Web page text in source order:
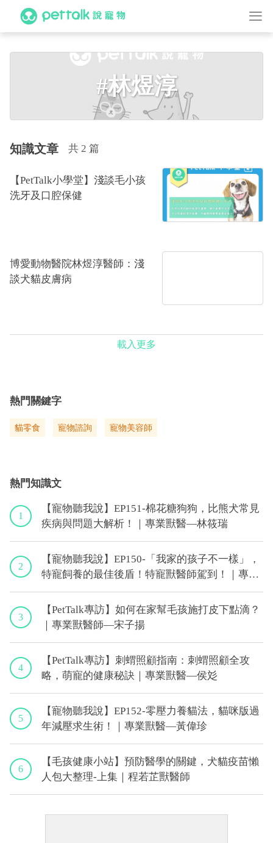
#林煜淳
知識文章 共 2 篇
【PetTalk小學堂】淺談毛小孩
洗牙及口腔保健
博愛動物醫院林煜淳醫師：淺
談犬貓皮膚病
載入更多
熱門關鍵字
貓零食 寵物諮詢 寵物美容師
熱門知識文
1
【寵物聽我說】EP151-棉花糖狗狗，比熊犬常見
疾病與問題大解析！｜專業獸醫—林筱瑞
2
【寵物聽我說】EP150-「我家的孩子不一樣」，
特寵飼養的最佳後盾！特寵獸醫師駕到！｜專業
獸醫—侯彣
3
【PetTalk專訪】如何在家幫毛孩施打皮下點滴？
｜專業獸醫師—宋子揚
4
【PetTalk專訪】刺蝟照顧指南：刺蝟照顧全攻
略，萌寵的健康秘訣｜專業獸醫—侯彣
5
【寵物聽我說】EP152-零壓力養貓法，貓咪版過
年減壓求生術！｜專業獸醫—黃偉珍
6
【毛孩健康小站】預防醫學的關鍵，犬貓疫苗懶
人包大整理-上集｜程若芷獸醫師